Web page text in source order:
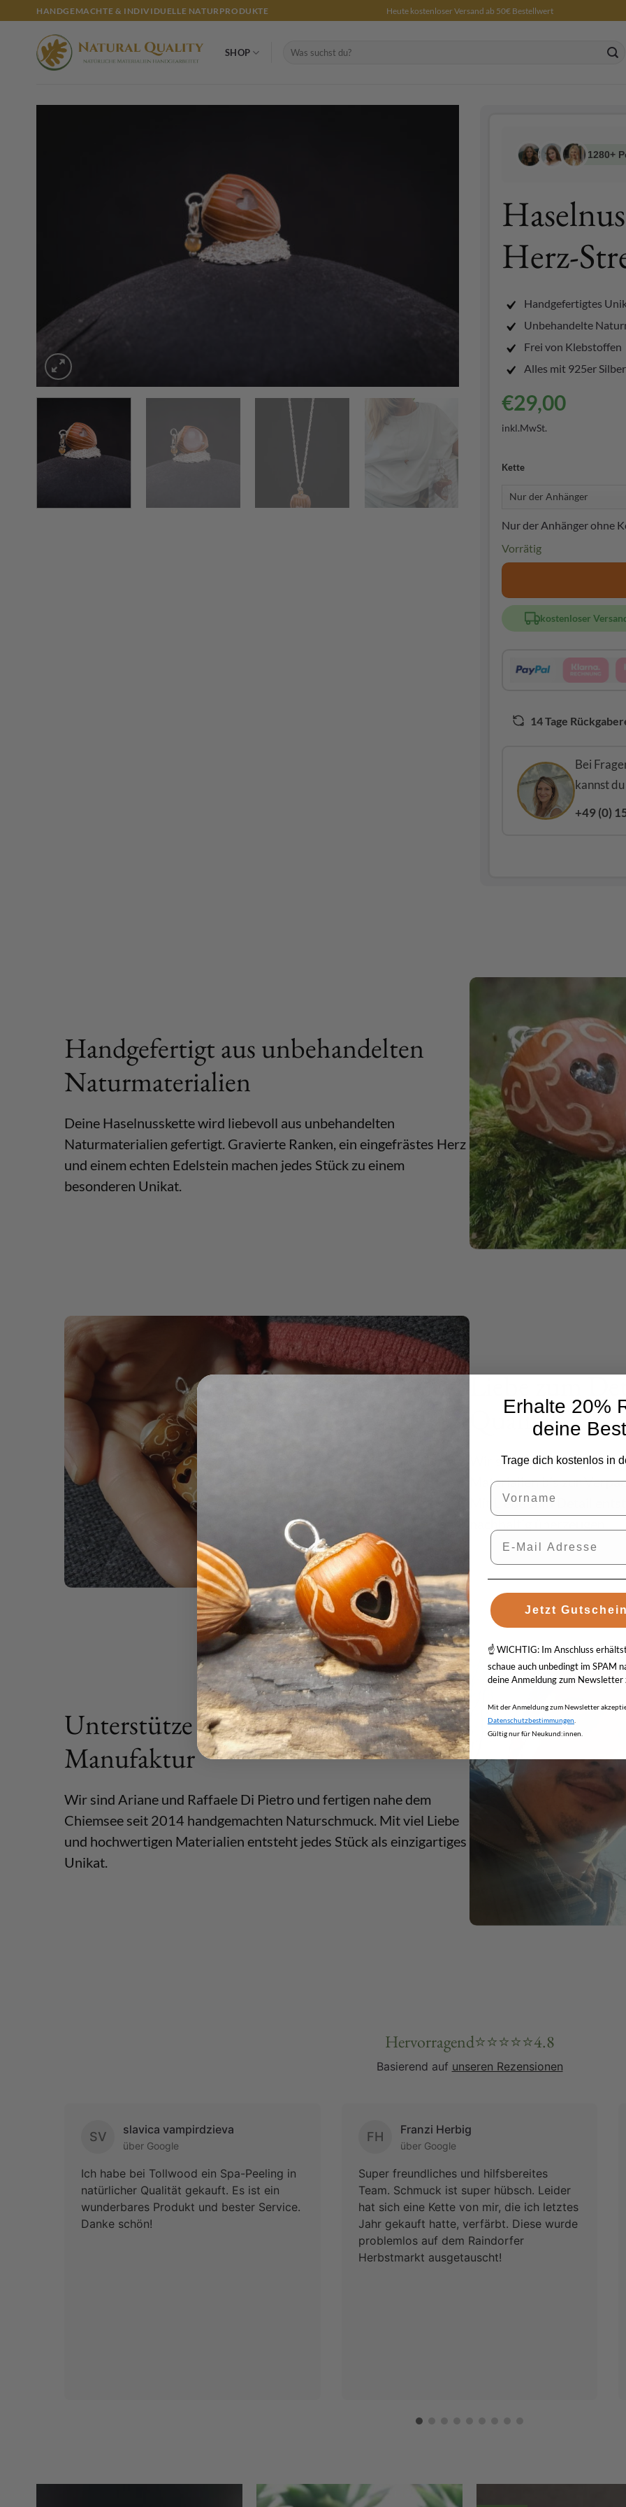
Inhalt
springen
HANDGEMACHTE & INDIVIDUELLE NATURPRODUKTE Heute kostenloser Versand ab 50€ Bestellwert
SHOP
Suchen
1280+
Herz-
Handgefertigtes
Unbehandelte
Frei von Klebstoffen
Alles mit 925er
€29,00
inkl.MwSt.
Kette
Nur der Anhänger ohne
Vorrätig
kostenloser
14 Tage
Bei
kannst
+49 (0)
Handgefertigt aus unbehandelten
Naturmaterialien
Deine Haselnusskette wird liebevoll aus unbehandelten
Naturmaterialien gefertigt. Gravierte Ranken, ein eingefrästes Herz
und einem echten Edelstein machen jedes Stück zu einem
besonderen Unikat.
Liebe zum
Qualität
Wir setzen bei jedem
Materialien bis zur
Mit Liebe zum Detail
Unterstütze unsere kleine
Manufaktur
Wir sind Ariane und Raffaele Di Pietro und fertigen nahe dem
Chiemsee seit 2014 handgemachten Naturschmuck. Mit viel Liebe
und hochwertigen Materialien entsteht jedes Stück als einzigartiges
Unikat.
Hervorragend⭐⭐⭐⭐⭐4.8
Basierend auf unseren Rezensionen
SV
slavica vampirdzieva
über Google
Ich habe bei Tollwood ein Spa-Peeling in
natürlicher Qualität gekauft. Es ist ein
wunderbares Produkt und bester Service.
Danke schön!
FH
Franzi Herbig
über Google
Super freundliches und hilfsbereites
Team. Schmuck ist super hübsch. Leider
hat sich eine Kette von mir, die ich letztes
Jahr gekauft hatte, verfärbt. Diese wurde
problemlos auf dem Raindorfer
Herbstmarkt ausgetauscht!
Erhalte 20%
deine
Trage dich kostenlos in
Vorname
E-Mail
Jetzt
☝️ WICHTIG: Im Anschluss
schaue auch unbedingt im SPAM
deine Anmeldung zum Newsletter
Mit der Anmeldung zum Newsletter
Datenschutzbestimmungen
Gültig nur für Neukund:innen.